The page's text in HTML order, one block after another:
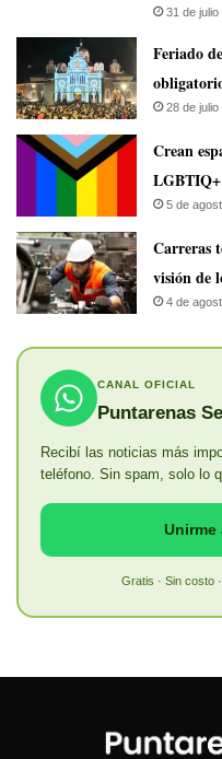
31 de julio
Feriado
28 de julio
Crean
5 de
Carreras
visión de
4 de
CANAL OFICIAL
Puntarenas
Recibí las noticias más
teléfono. Sin spam, solo lo
Unirme
Gratis · Sin costo